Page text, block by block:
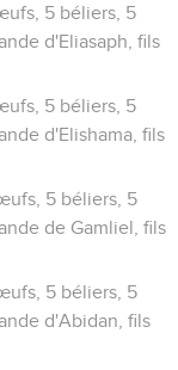
5 béliers, 5
d'Eliasaph, fils
5 béliers, 5
d'Elishama, fils
5 béliers, 5
de Gamliel, fils
5 béliers, 5
d'Abidan, fils